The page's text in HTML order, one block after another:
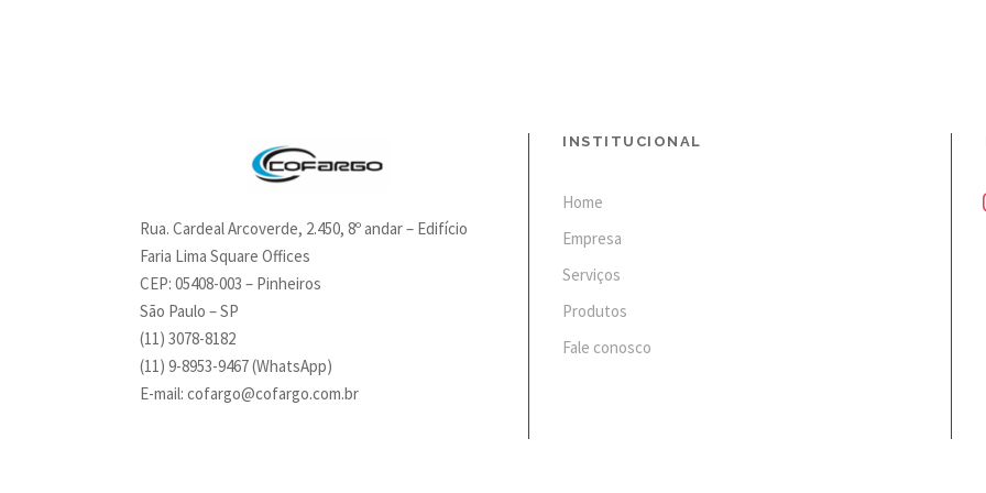
Rua. Cardeal Arcoverde, 2.450, 8º andar – Edifício
Faria Lima Square Offices
CEP: 05408-003 – Pinheiros
São Paulo – SP
(11) 3078-8182
(11) 9-8953-9467(WhatsApp)
E-mail: cofargo@cofargo.com.br
INSTITUCIONAL
Home
Empresa
Serviços
Produtos
Fale conosco